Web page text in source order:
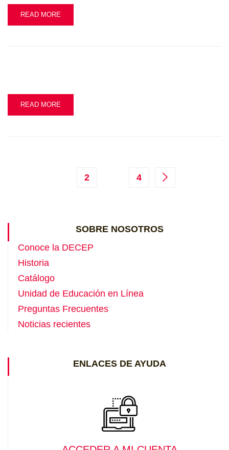
READ MORE
READ MORE
2 4
SOBRE NOSOTROS
Conoce la DECEP
Historia
Catálogo
Unidad de Educación en Línea
Preguntas Frecuentes
Noticias recientes
ENLACES DE AYUDA